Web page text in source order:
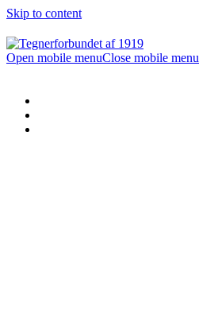
Skip to content
Open mobile menuClose mobile menu